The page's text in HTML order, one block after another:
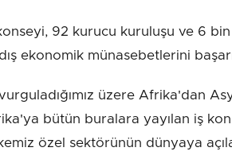
92 kurucu kuruluşu ve 6
ekonomik münasebetlerini
üzere Afrika'dan
bütün buralara yayılan iş
özel sektörünün dünyaya